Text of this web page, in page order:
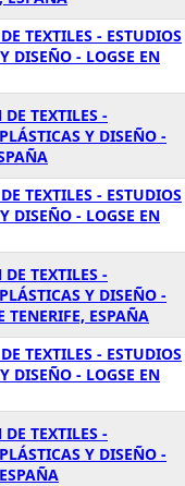
TEXTILES - ESTUDIOS
DISEÑO - LOGSE EN
TEXTILES -
Y DISEÑO -
TEXTILES - ESTUDIOS
DISEÑO - LOGSE EN
TEXTILES -
Y DISEÑO -
TENERIFE, ESPAÑA
TEXTILES - ESTUDIOS
DISEÑO - LOGSE EN
TEXTILES -
Y DISEÑO -